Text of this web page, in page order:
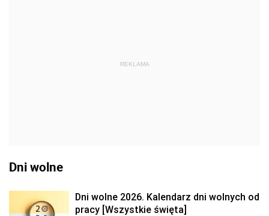
REKLAMA
Dni wolne
Dni wolne 2026. Kalendarz dni wolnych od
pracy [Wszystkie święta]